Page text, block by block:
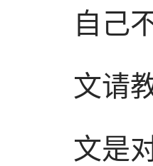
自己
文请
文是